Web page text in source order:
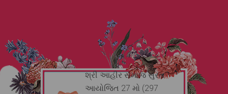
શ્રી આહીર સમાજ સુરત
આયોજિત 27 મો (297